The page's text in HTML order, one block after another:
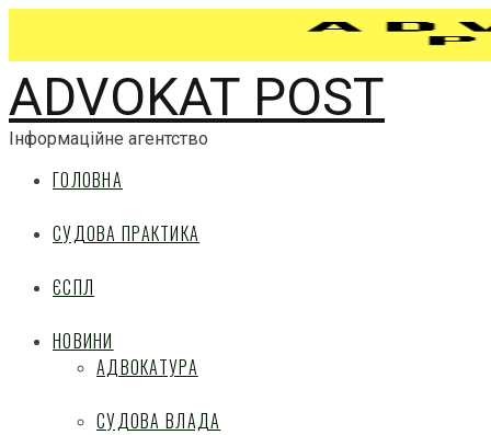
ADVOKAT POST
Інформаційне агентство
ГОЛОВНА
СУДОВА ПРАКТИКА
ЄСПЛ
НОВИНИ
АДВОКАТУРА
СУДОВА ВЛАДА